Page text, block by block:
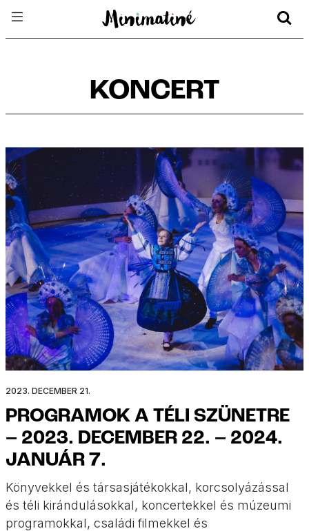
KONCERT
2023. DECEMBER 21.
PROGRAMOK A TÉLI SZÜNETRE
– 2023. DECEMBER 22. – 2024.
JANUÁR 7.
Könyvekkel és társasjátékokkal, korcsolyázással
és téli kirándulásokkal, koncertekkel és múzeumi
programokkal, családi filmekkel és